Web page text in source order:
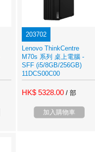
203702
Lenovo ThinkCentre
M70s 系列 桌上電腦 -
SFF (i5/8GB/256GB)
11DCS00C00
HK$ 5328.00 / 部
加入購物車